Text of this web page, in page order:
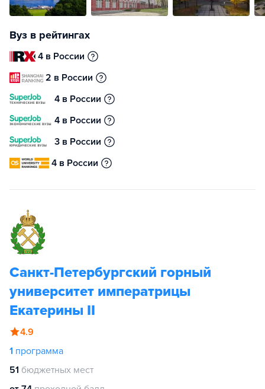
Вуз в рейтингах
4 в России
2 в России
4 в России
4 в России
3 в России
4 в России
Санкт-Петербургский горный
университет императрицы
Екатерины II
4.9
1 программа
51 бюджетных мест